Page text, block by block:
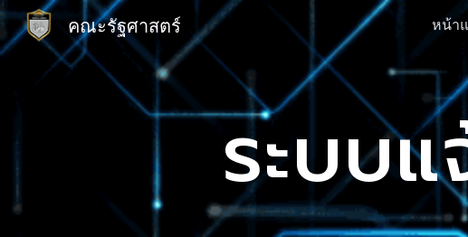
Skip to
คณะรัฐศาสตร์ หน้า
ระบบ